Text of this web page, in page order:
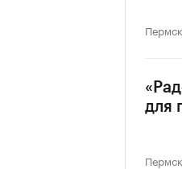
для